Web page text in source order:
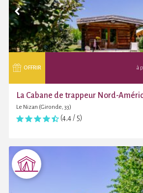
OFFRIR à
La Cabane de trappeur Nord-
Le Nizan (Gironde, 33)
(4,4 / 5)